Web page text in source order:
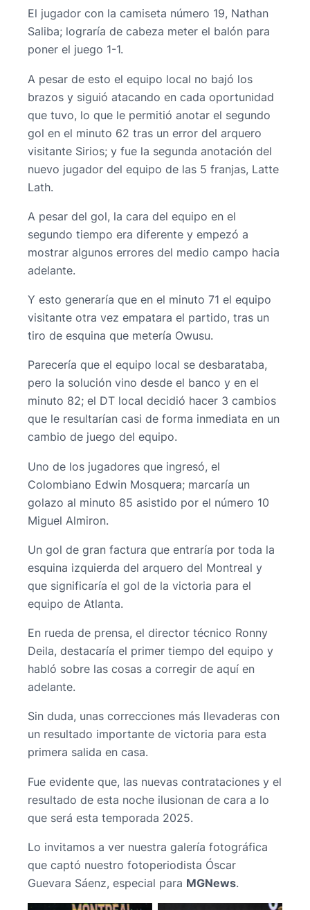
El jugador con la camiseta número 19, Nathan
Saliba; lograría de cabeza meter el balón para
poner el juego 1-1.
A pesar de esto el equipo local no bajó los
brazos y siguió atacando en cada oportunidad
que tuvo, lo que le permitió anotar el segundo
gol en el minuto 62 tras un error del arquero
visitante Sirios; y fue la segunda anotación del
nuevo jugador del equipo de las 5 franjas, Latte
Lath.
A pesar del gol, la cara del equipo en el
segundo tiempo era diferente y empezó a
mostrar algunos errores del medio campo hacia
adelante.
Y esto generaría que en el minuto 71 el equipo
visitante otra vez empatara el partido, tras un
tiro de esquina que metería Owusu.
Parecería que el equipo local se desbarataba,
pero la solución vino desde el banco y en el
minuto 82; el DT local decidió hacer 3 cambios
que le resultarían casi de forma inmediata en un
cambio de juego del equipo.
Uno de los jugadores que ingresó, el
Colombiano Edwin Mosquera; marcaría un
golazo al minuto 85 asistido por el número 10
Miguel Almiron.
Un gol de gran factura que entraría por toda la
esquina izquierda del arquero del Montreal y
que significaría el gol de la victoria para el
equipo de Atlanta.
En rueda de prensa, el director técnico Ronny
Deila, destacaría el primer tiempo del equipo y
habló sobre las cosas a corregir de aquí en
adelante.
Sin duda, unas correcciones más llevaderas con
un resultado importante de victoria para esta
primera salida en casa.
Fue evidente que, las nuevas contrataciones y el
resultado de esta noche ilusionan de cara a lo
que será esta temporada 2025.
Lo invitamos a ver nuestra galería fotográfica
que captó nuestro fotoperiodista Óscar
Guevara Sáenz, especial para MGNews.